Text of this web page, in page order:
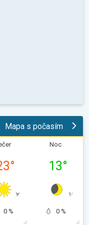
Mapa s počasím
°
0 %
Noc
13°
0 %